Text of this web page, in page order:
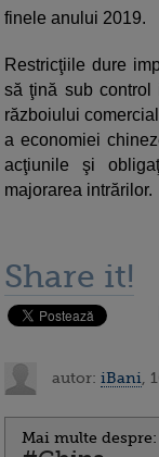
finele anului 2019.
Restricţiile dure
să ţină sub
războiului
a economiei
acţiunile şi
majorarea intrărilor.
Share it!
autor: iBani ,
Mai multe despre: